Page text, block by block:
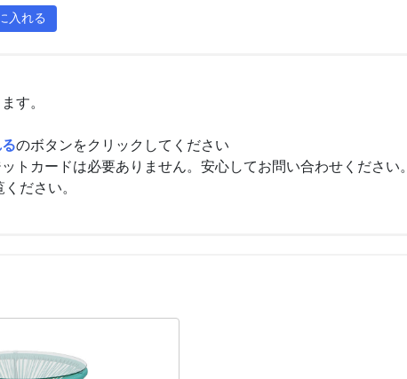
す。
のボタンをクリックしてください
カードは必要ありません。安心してお問い合わせください。
ださい。